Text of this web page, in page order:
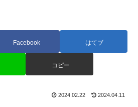
Facebook はてブ
コピー
2024.02.22 2024.04.11